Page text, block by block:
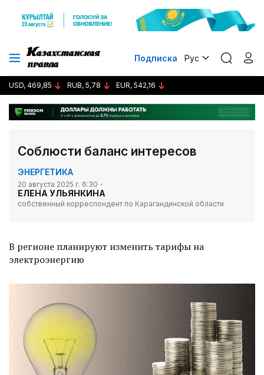
Подписка Рус
USD, 469,85 RUB, 5,78 EUR, 542,16
Соблюсти баланс интересов
ЭНЕРГЕТИКА
20 августа 2025 г. 6:30
ЕЛЕНА УЛЬЯНКИНА
собственный корреспондент по Карагандинской области
В регионе планируют изменить тарифы на
электроэнергию